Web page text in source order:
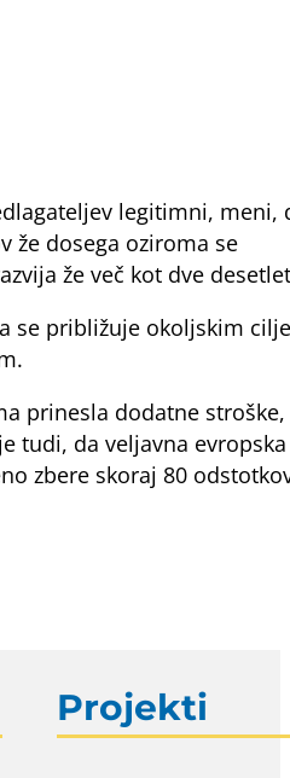
legitimni, meni,
že dosega oziroma se
že več kot dve
se približuje okoljskim
prinesla dodatne stroške,
tudi, da veljavna evropska
zbere skoraj 80
Projekti